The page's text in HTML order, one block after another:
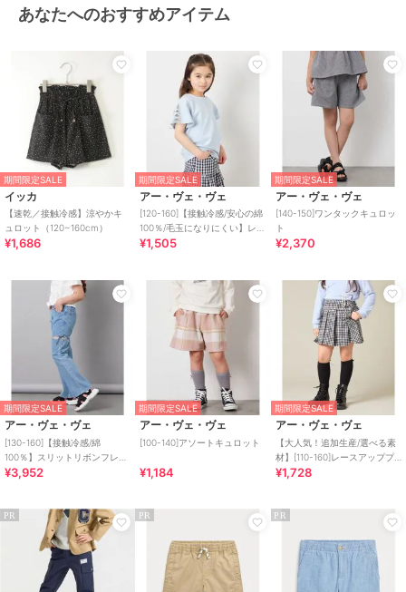
あなたへのおすすめアイテム
期間限定SALE
イッカ
【速乾／接触冷感】涼やかキ
ュロット（120~160cm）
¥1,686
期間限定SALE
アー・ヴェ・ヴェ
[120-160]【接触冷感/安心の綿
100％/毛玉になりにくい】レー
スアップスリーブTシャツ
¥1,505
期間限定SALE
アー・ヴェ・ヴェ
[140-150]ワンタックキュロッ
ト
¥2,370
期間限定SALE
アー・ヴェ・ヴェ
[130-160]【接触冷感/綿
100％】スリットリボンフレア
デニム
¥3,952
期間限定SALE
アー・ヴェ・ヴェ
[100-140]アソートキュロット
¥1,184
期間限定SALE
アー・ヴェ・ヴェ
【大人気！追加生産/選べる素
材】[110-160]レースアッププ
リーツスカパン
¥1,728
PR PR PR